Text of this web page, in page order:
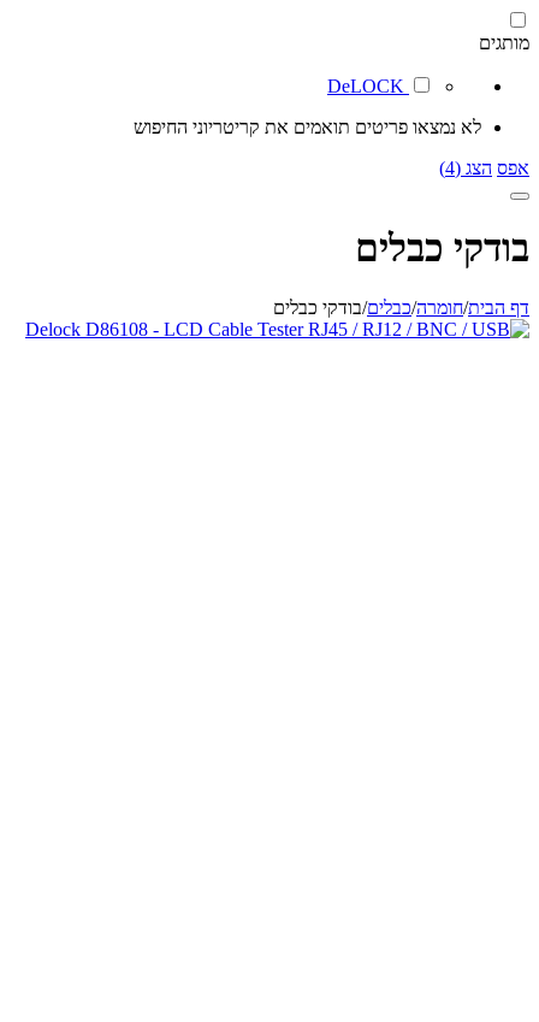
מותגים
DeLOCK
לא נמצאו פריטים תואמים את קריטריוני החיפוש
אפס הצג (4)
בודקי כבלים
דף הבית/חומרה/כבלים/בודקי כבלים